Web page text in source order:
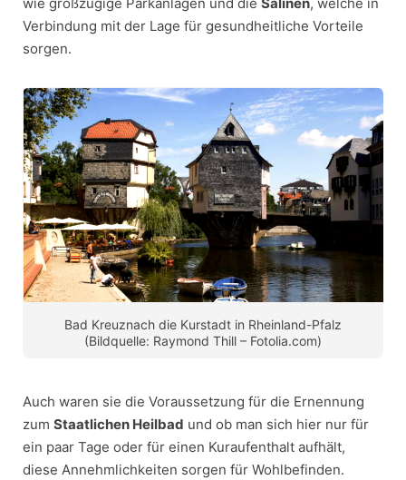
wie großzügige Parkanlagen und die Salinen, welche in
Verbindung mit der Lage für gesundheitliche Vorteile
sorgen.
Bad Kreuznach die Kurstadt in Rheinland-Pfalz
(Bildquelle: Raymond Thill – Fotolia.com)
Auch waren sie die Voraussetzung für die Ernennung
zum Staatlichen Heilbad und ob man sich hier nur für
ein paar Tage oder für einen Kuraufenthalt aufhält,
diese Annehmlichkeiten sorgen für Wohlbefinden.